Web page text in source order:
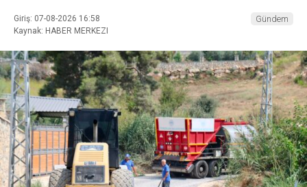
Giriş: 07-08-2026 16:58
Kaynak: HABER MERKEZI
Gündem